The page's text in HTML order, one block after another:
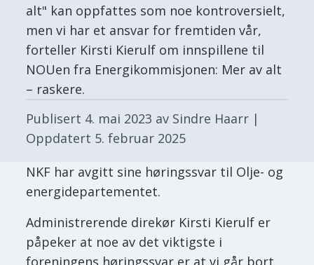
alt" kan oppfattes som noe kontroversielt,
men vi har et ansvar for fremtiden vår,
forteller Kirsti Kierulf om innspillene til
NOUen fra Energikommisjonen: Mer av alt
– raskere.
Publisert 4. mai 2023 av Sindre Haarr |
Oppdatert 5. februar 2025
NKF har avgitt sine høringssvar til Olje- og
energidepartementet.
Administrerende direkør Kirsti Kierulf er
påpeker at noe av det viktigste i
foreningens høringssvar er at vi går bort